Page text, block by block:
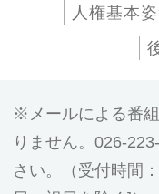
人権基本
メールによる番
りません。026-
さい。（受付時間